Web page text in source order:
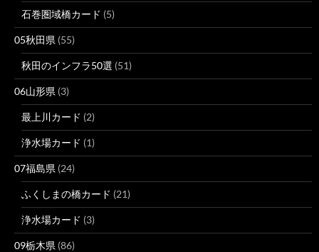
石巻圏域橋カード (5)
05秋田県 (55)
秋田のインフラ50選 (51)
06山形県 (3)
最上川カード (2)
浄水場カード (1)
07福島県 (24)
ふくしまの橋カード (21)
浄水場カード (3)
09栃木県 (86)